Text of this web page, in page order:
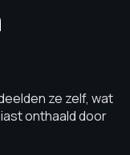
ze zelf, wat
onthaald door